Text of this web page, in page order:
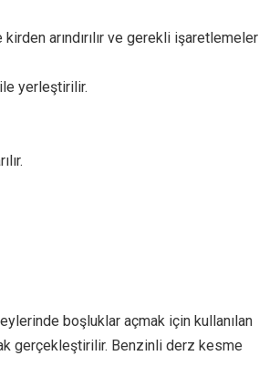
arındırılır ve gerekli işaretlemeler
yerleştirilir.
boşluklar açmak için kullanılan
gerçekleştirilir. Benzinli derz kesme